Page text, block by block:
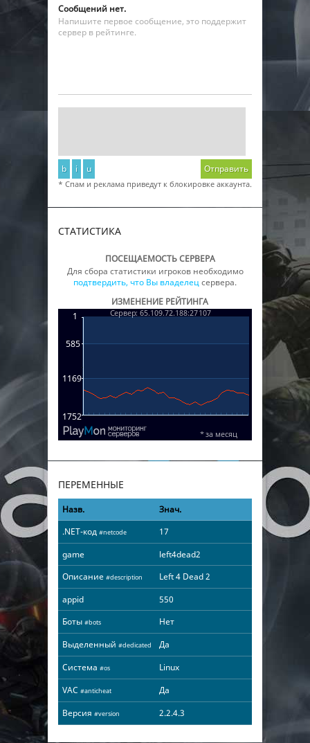
Сообщений нет.
Напишите первое сообщение, это поддержит
сервер в рейтинге.
b i u Отправить
* Спам и реклама приведут к блокировке аккаунта.
СТАТИСТИКА
ПОСЕЩАЕМОСТЬ СЕРВЕРА
Для сбора статистики игроков необходимо
подтвердить, что Вы владелецсервера.
ИЗМЕНЕНИЕ РЕЙТИНГА
ПЕРЕМЕННЫЕ
Назв.
Знач.
.NET-код #netcode
17
game
left4dead2
Описание #description
Left 4 Dead 2
appid
550
Боты #bots
Нет
Выделенный #dedicated
Да
Система #os
Linux
VAC #anticheat
Да
Версия #version 2.2.4.3